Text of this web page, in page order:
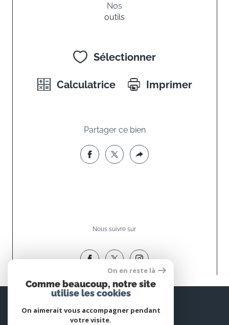
Nos
outils
Sélectionner
Calculatrice Imprimer
Partager ce bien
Nous suivre sur
Espace
PROPRIÉTAIRE
On en reste là
Comme beaucoup, notre site
utilise les cookies
On aimerait vous accompagner pendant
votre visite.